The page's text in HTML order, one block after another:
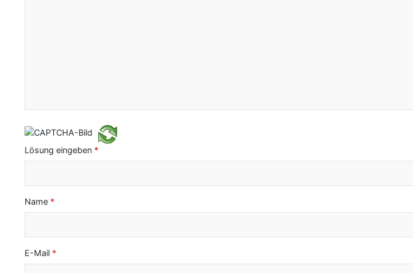
Lösung eingeben *
Name *
E-Mail *